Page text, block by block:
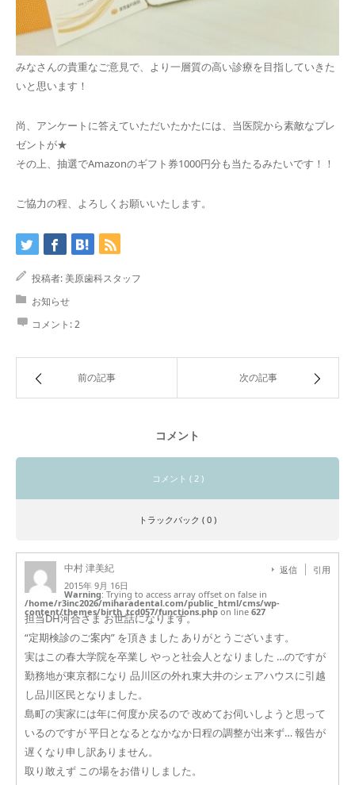
みなさんの貴重なご意見で、より一層質の高い診療を目指していきた
いと思います！
尚、アンケートに答えていただいたかたには、当医院から素敵なプレ
ゼントが★
その上、抽選でAmazonのギフト券1000円分も当たるみたいです！！
ご協力の程、よろしくお願いいたします。
投稿者:美原歯科スタッフ
お知らせ
コメント:2
前の記事 次の記事
コメント
コメント ( 2 )
トラックバック ( 0 )
中村 津美紀
2015年 9月 16日
Warning: Trying to access array offset on false in
/home/r3inc2026/miharadental.com/public_html/cms/wp-
content/themes/birth_tcd057/functions.php on line 627
返信 引用
担当DH河合さま お世話になります。
“定期検診のご案内” を頂きました ありがとうございます。
実はこの春大学院を卒業し やっと社会人となりました …のですが
勤務地が東京都になり 品川区の外れ東大井のシェアハウスに引越
し品川区民となりました。
島町の実家には年に何度か戻るので 改めてお伺いしようと思って
いるのですが 平日となるとなかなか日程の調整が出来ず… 報告が
遅くなり申し訳ありません。
取り敢えず この場をお借りしました。